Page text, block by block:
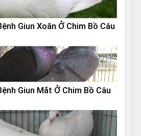
Giun Xoăn Ở Chim Bồ Câu
Giun Mắt Ở Chim Bồ Câu